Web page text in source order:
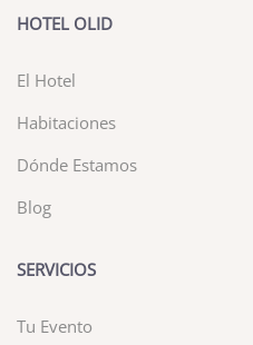
HOTEL OLID
El Hotel
Habitaciones
Dónde Estamos
Blog
SERVICIOS
Tu Evento